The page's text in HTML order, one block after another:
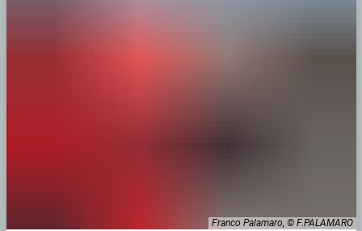
Franco Palamaro, © F.PALAMARO